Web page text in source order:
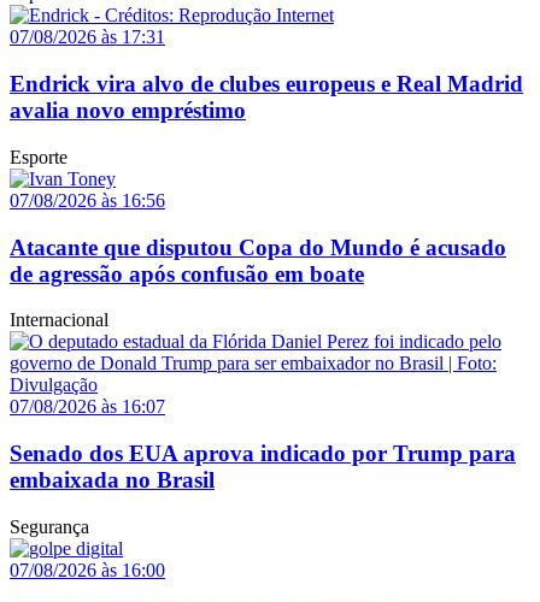
07/08/2026 às 17:31
Endrick vira alvo de clubes europeus e Real Madrid
avalia novo empréstimo
Esporte
07/08/2026 às 16:56
Atacante que disputou Copa do Mundo é acusado
de agressão após confusão em boate
Internacional
07/08/2026 às 16:07
Senado dos EUA aprova indicado por Trump para
embaixada no Brasil
Segurança
07/08/2026 às 16:00